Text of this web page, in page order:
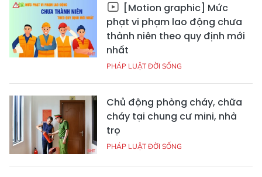
[Motion graphic] Mức
phạt vi phạm lao động chưa
thành niên theo quy định mới
nhất
PHÁP LUẬT ĐỜI SỐNG
Chủ động phòng cháy, chữa
cháy tại chung cư mini, nhà
trọ
PHÁP LUẬT ĐỜI SỐNG